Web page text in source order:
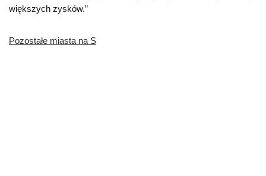
większych zysków.”
Pozostałe miasta na S